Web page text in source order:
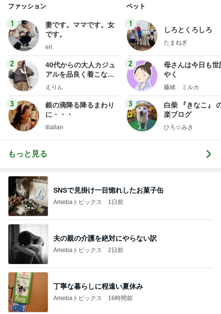
ファッション
1
妻です。ママです。女
です。
eri.
2
40代からの大人カジュ
アルを品良く着こなす
ファッションブログ
えりん
3
銀の滴降る降るまわり
に・・・
illallan
ペット
1
しろとくろしろ
たまねぎ
2
母さんは今日も世
やく
藤緒 ミルカ
3
白柴 『きなこ』
楽ブログ
ひろ☆みき
もっと見る
SNSで見掛け一目惚れしたお菓子缶
Amebaトピックス 1日前
夫の親の介護を絶対にやらない訳
Amebaトピックス 2日前
丁寧な暮らしに程遠い夏休み
Amebaトピックス 16時間前